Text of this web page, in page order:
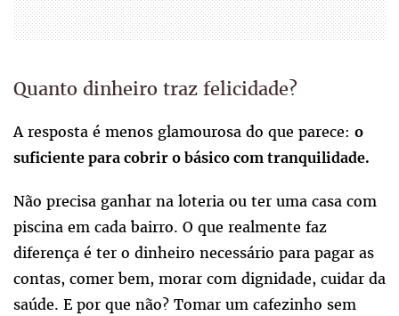
Quanto dinheiro traz felicidade?
A resposta é menos glamourosa do que parece: o
suficiente para cobrir o básico com tranquilidade.
Não precisa ganhar na loteria ou ter uma casa com
piscina em cada bairro. O que realmente faz
diferença é ter o dinheiro necessário para pagar as
contas, comer bem, morar com dignidade, cuidar da
saúde. E por que não? Tomar um cafezinho sem